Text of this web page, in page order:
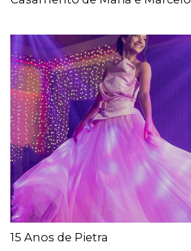
15 Anos de Pietra